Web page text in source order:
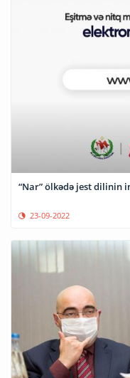
“Nar” ölkədə jest dilinin
23-09-2022